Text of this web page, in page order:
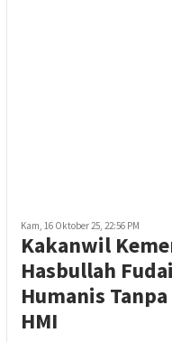
Kam, 16 Oktober 25, 22:56 PM
Kakanwil
Hasbullah
Humanis
HMI